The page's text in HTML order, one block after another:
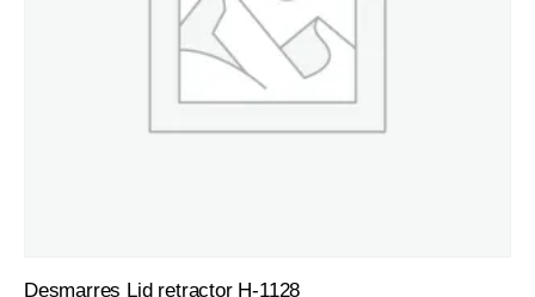
Desmarres Lid retractor H-1128